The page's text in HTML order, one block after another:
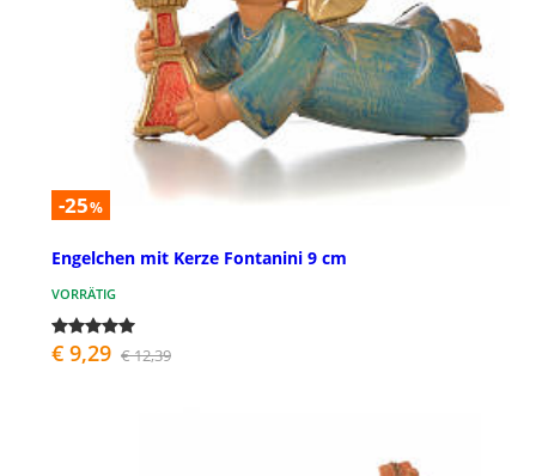
-25%
Engelchen mit Kerze Fontanini 9 cm
VORRÄTIG
€ 9,29 € 12,39